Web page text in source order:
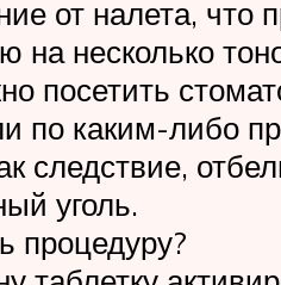
от налета, что
на несколько
посетить
по каким-либо
следствие,
уголь.
процедуру?